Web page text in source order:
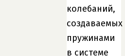
колебаний,
создаваемых
пружинами
в системе